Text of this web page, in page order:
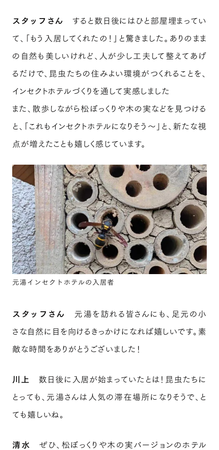
スタッフさん
すると数日後にはひと部屋埋まってい
て、「もう入居してくれたの！」と驚きました。ありのまま
の自然も美しいけれど、人が少し工夫して整えてあげ
るだけで、昆虫たちの住みよい環境がつくれることを、
インセクトホテルづくりを通して実感しました
また、散歩しながら松ぼっくりや木の実などを見つける
と、「これもインセクトホテルになりそう〜」と、新たな視
点が増えたことも嬉しく感じています。
元湯インセクトホテルの入居者
スタッフさん
元湯を訪れる皆さんにも、足元の小
さな自然に目を向けるきっかけになれば嬉しいです。素
敵な時間をありがとうございました！
川上
数日後に入居が始まっていたとは！昆虫たちに
とっても、元湯さんは人気の滞在場所になりそうで、と
ても嬉しいね。
清水 ぜひ、松ぼっくりや木の実バージョンのホテル